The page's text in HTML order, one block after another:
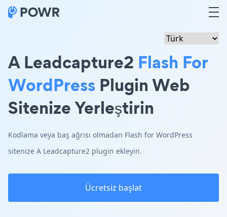
A Leadcapture2 Flash For
WordPress Plugin Web
Sitenize Yerleştirin
Kodlama veya baş ağrısı olmadan Flash for WordPress
sitenize A Leadcapture2 plugin ekleyin.
Ücretsiz başlat